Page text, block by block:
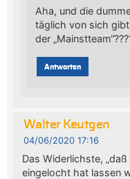
Aha, und die
täglich von sich
der
Antworten
Walter Keutgen
04/06/2020 17:16
Das Widerlichste,
eingelocht hat lassen